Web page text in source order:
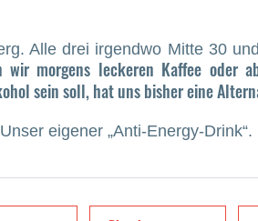
Alle drei irgendwo Mitte 30
wir morgens leckeren Kaffee oder
sein soll, hat uns bisher eine
eigener „Anti-Energy-